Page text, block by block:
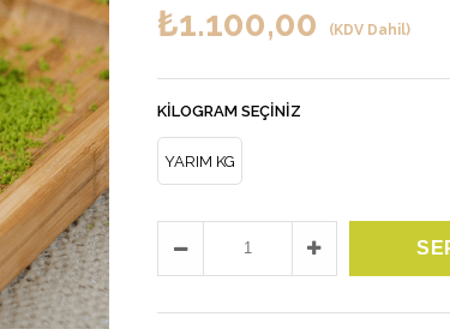
₺1.100,00 (KDV Dahil)
KILOGRAM SEÇINIZ
YARIM KG